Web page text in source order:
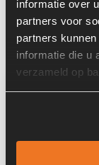
informatie over
partners voor
partners
informatie die u
verzameld op
Land:
Overige
- Machine voor